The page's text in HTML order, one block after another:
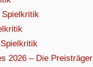
Spielkritik
2026 – Die Preisträger